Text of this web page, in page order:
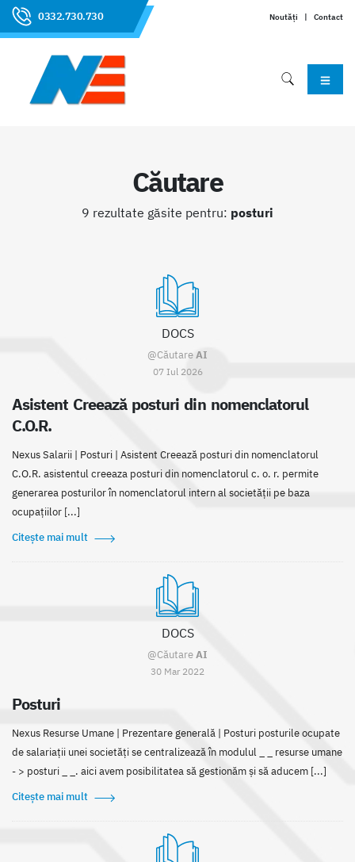
0332.730.730 Noutăți | Contact
Căutare
9 rezultate găsite pentru: posturi
DOCS
@CăutareAI
07 Iul 2026
Asistent Creează posturi din nomenclatorul
C.O.R.
Nexus Salarii | Posturi | Asistent Creează posturi din nomenclatorul
C.O.R. asistentul creeaza posturi din nomenclatorul c. o. r. permite
generarea posturilor în nomenclatorul intern al societății pe baza
ocupațiilor [...]
Citește mai mult
DOCS
@CăutareAI
30 Mar 2022
Posturi
Nexus Resurse Umane | Prezentare generală | Posturi posturile ocupate
de salariații unei societăți se centralizează în modulul _ _ resurse umane
- > posturi _ _. aici avem posibilitatea să gestionăm și să aducem [...]
Citește mai mult